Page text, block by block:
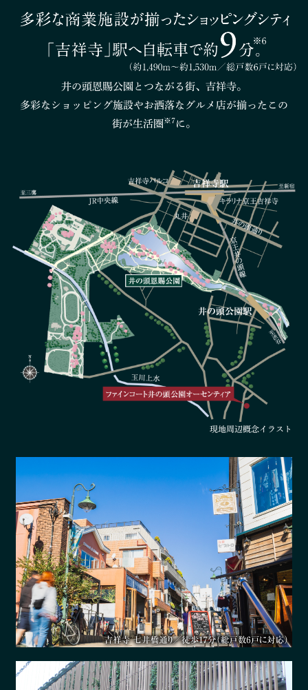
井の頭恩賜公園とつながる街、吉祥寺。
多彩なショッピング施設やお洒落なグルメ店が揃ったこの
街が生活圏 ※7に。
現地周辺概念イラスト